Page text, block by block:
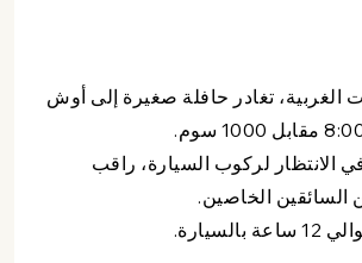
الغربية، تغادر حافلة صغيرة إلى أوش
الانتظار لركوب السيارة، راقب
السائقين الخاصين.